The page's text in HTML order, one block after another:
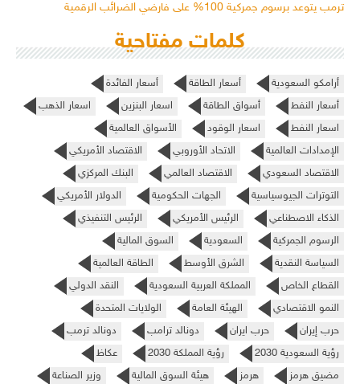
ترمب يتوعد برسوم جمركية 100% على فارضي الضرائب الرقمية
كلمات مفتاحية
أرامكو السعودية أسعار الطاقة
أسعار الفائدة
أسعار النفط
أسواق الطاقة اسعار البنزين
اسعار الذهب
اسعار النفط
اسعار الوقود
الأسواق العالمية
الإمدادات العالمية
الاتحاد الأوروبي
الاقتصاد الأمريكي
الاقتصاد السعودي
الاقتصاد العالمي
البنك المركزي
التوترات الجيوسياسية
الجهات الحكومية
الدولار الأمريكي
الذكاء الاصطناعي
الرئيس الأمريكي
الرئيس التنفيذي
الرسوم الجمركية
السعودية
السوق المالية
السياسة النقدية
الشرق الأوسط
الطاقة العالمية
القطاع الخاص
المملكة العربية السعودية
النقد الدولي
النمو الاقتصادي
الهيئة العامة
الولايات المتحدة
حرب إيران
حرب ايران دونالد ترامب
دونالد ترمب
رؤية السعودية 2030
رؤية المملكة 2030
عكاظ
مضيق هرمز
هرمز هيئة السوق المالية وزير الصناعة